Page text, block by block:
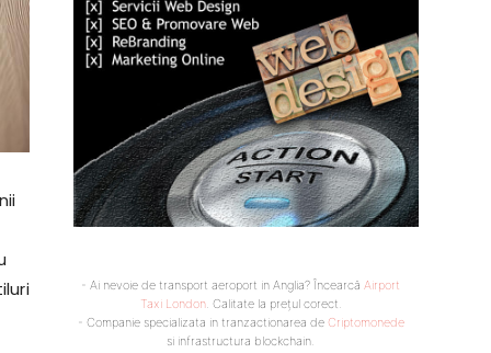
- Ai nevoie de transport aeroport in Anglia? Încearcă Airport
Taxi London. Calitate la prețul corect.
- Companie specializata in tranzactionarea de Criptomonede
si infrastructura blockchain.